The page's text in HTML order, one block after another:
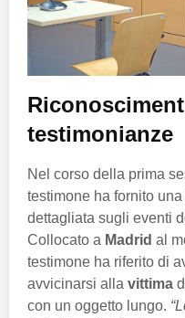
testimonianze
Nel corso della prima
testimone ha fornito
dettagliata sugli eventi
Collocato a Madrid al
testimone ha riferito di
avvicinarsi alla vittima
con un oggetto lungo.